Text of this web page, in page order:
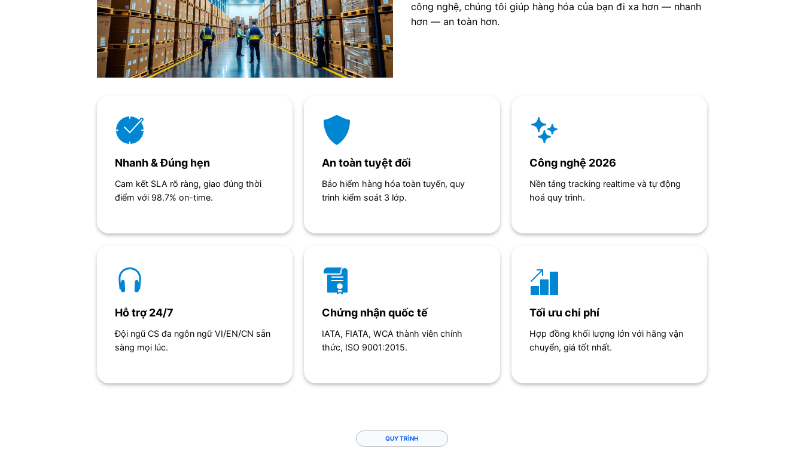
công nghệ, chúng tôi giúp hàng hóa của bạn đi xa hơn — nhanh
hơn — an toàn hơn.
Nhanh & Đúng hẹn
Cam kết SLA rõ ràng, giao đúng thời
điểm với 98.7% on-time.
An toàn tuyệt đối
Bảo hiểm hàng hóa toàn tuyến, quy
trình kiểm soát 3 lớp.
Công nghệ 2026
Nền tảng tracking realtime và tự động
hoá quy trình.
Hỗ trợ 24/7
Đội ngũ CS đa ngôn ngữ VI/EN/CN sẵn
sàng mọi lúc.
Chứng nhận quốc tế
IATA, FIATA, WCA thành viên chính
thức, ISO 9001:2015.
Tối ưu chi phí
Hợp đồng khối lượng lớn với hãng vận
chuyển, giá tốt nhất.
QUY TRÌNH